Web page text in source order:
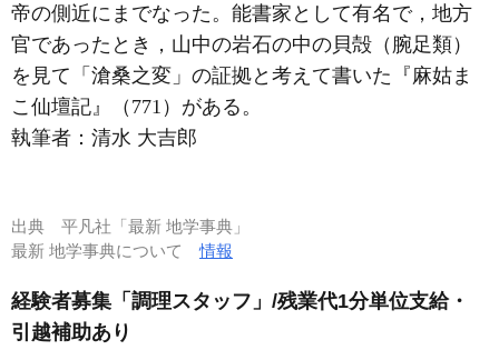
帝の側近にまでなった。能書家として有名で，地方
官であったとき，山中の岩石の中の貝殻（腕足類）
を見て「滄桑之変」の証拠と考えて書いた『麻姑ま
こ仙壇記』（771）がある。
執筆者： 清水 大吉郎
出典 平凡社「最新 地学事典」
最新 地学事典について情報
経験者募集「調理スタッフ」/残業代1分単位支給・
引越補助あり